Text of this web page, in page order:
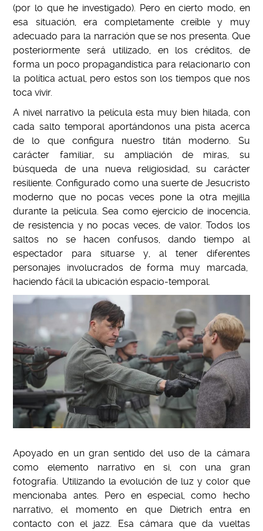
(por lo que he investigado). Pero en cierto modo, en
esa situación, era completamente creíble y muy
adecuado para la narración que se nos presenta. Que
posteriormente será utilizado, en los créditos, de
forma un poco propagandística para relacionarlo con
la política actual, pero estos son los tiempos que nos
toca vivir.
A nivel narrativo la película esta muy bien hilada, con
cada salto temporal aportándonos una pista acerca
de lo que configura nuestro titán moderno. Su
carácter familiar, su ampliación de miras, su
búsqueda de una nueva religiosidad, su carácter
resiliente. Configurado como una suerte de Jesucristo
moderno que no pocas veces pone la otra mejilla
durante la película. Sea como ejercicio de inocencia,
de resistencia y no pocas veces, de valor. Todos los
saltos no se hacen confusos, dando tiempo al
espectador para situarse y, al tener diferentes
personajes involucrados de forma muy marcada,
haciendo fácil la ubicación espacio-temporal.
Apoyado en un gran sentido del uso de la cámara
como elemento narrativo en si, con una gran
fotografía. Utilizando la evolución de luz y color que
mencionaba antes. Pero en especial, como hecho
narrativo, el momento en que Dietrich entra en
contacto con el jazz. Esa cámara que da vueltas